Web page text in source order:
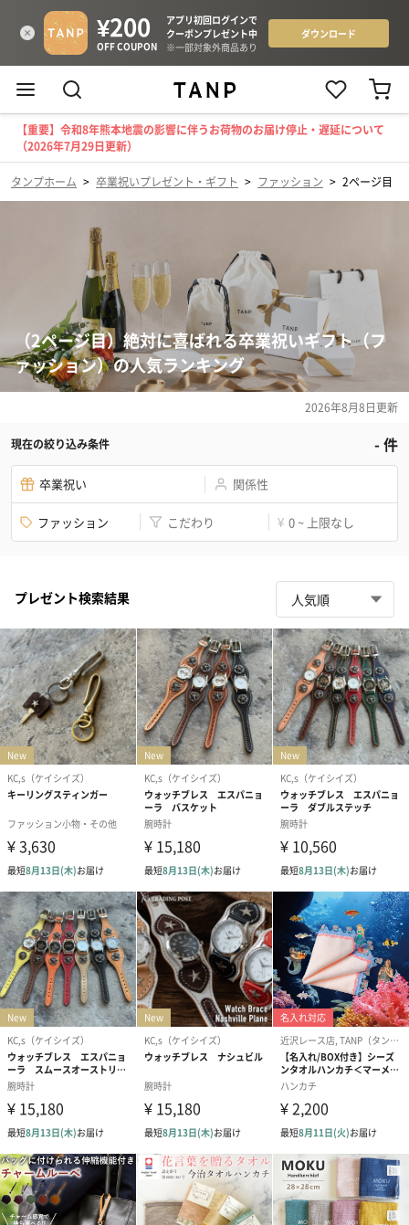
【重要】令和8年熊本地震の影響に伴うお荷物のお届け停止・遅延について
（2026年7月29日更新）
タンプホーム > 卒業祝いプレゼント・ギフト > ファッション > 2ページ目
（2ページ目）絶対に喜ばれる卒業祝いギフト（フ
ァッション）の人気ランキング
2026年8月8日更新
現在の絞り込み条件 -件
卒業祝い 関係性
ファッション こだわり ¥ 0 ~ 上限なし
プレゼント検索結果